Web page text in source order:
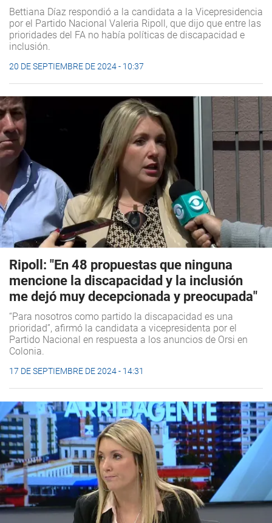
Bettiana Díaz respondió a la candidata a la Vicepresidencia
por el Partido Nacional Valeria Ripoll, que dijo que entre las
prioridades del FA no había políticas de discapacidad e
inclusión.
20 DE SEPTIEMBRE DE 2024 - 10:37
Ripoll: "En 48 propuestas que ninguna
mencione la discapacidad y la inclusión
me dejó muy decepcionada y preocupada"
“Para nosotros como partido la discapacidad es una
prioridad”, afirmó la candidata a vicepresidenta por el
Partido Nacional en respuesta a los anuncios de Orsi en
Colonia.
17 DE SEPTIEMBRE DE 2024 - 14:31